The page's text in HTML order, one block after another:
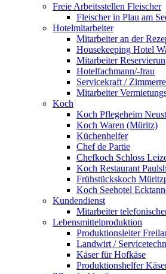
Freie Arbeitsstellen Fleischer
Fleischer in Plau am
Hotelmitarbeiter
Mitarbeiter an der
Housekeeping Hotel
Mitarbeiter
Hotelfachmann/-frau
Servicekraft /
Mitarbeiter
Koch
Koch Pflegeheim
Koch Waren (Müritz)
Küchenhelfer
Chef de Partie
Chefkoch Schloss
Koch Restaurant
Frühstückskoch
Koch Seehotel
Kundendienst
Mitarbeiter
Lebensmittelproduktion
Produktionsleiter
Landwirt /
Käser für Hofkäse
Produktionshelfer